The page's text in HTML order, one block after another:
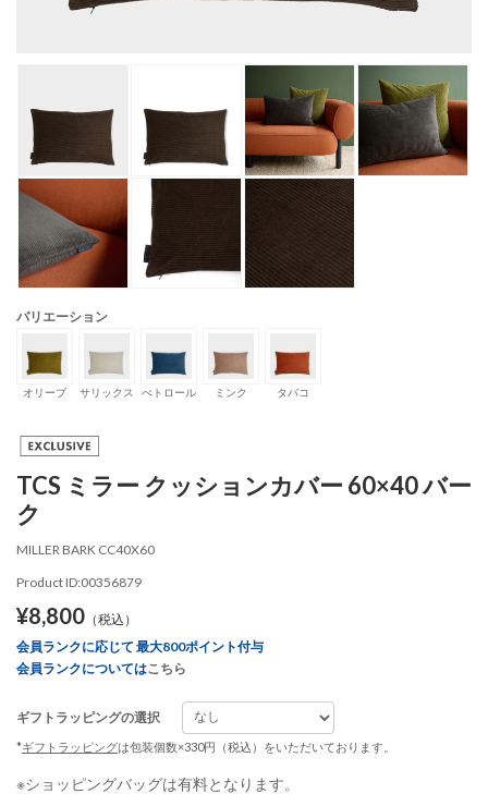
バリエーション
オリーブ サリックス ぺトロール ミンク タバコ
TCS ミラー クッションカバー 60×40 バー
ク
MILLER BARK CC40X60
Product ID:00356879
¥8,800 （税込）
会員ランクに応じて 最大800ポイント付与
会員ランクについてはこちら
ギフトラッピングの選択
*ギフトラッピングは包装個数×330円（税込）をいただいております。
※ショッピングバッグは有料となります。